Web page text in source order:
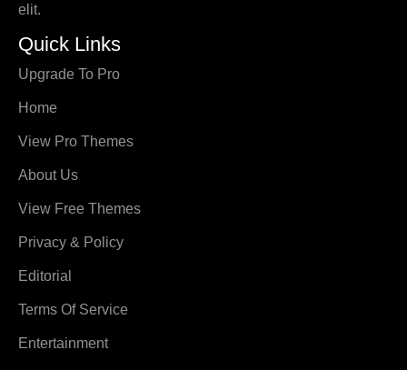
elit.
Quick Links
Upgrade To Pro
Home
View Pro Themes
About Us
View Free Themes
Privacy & Policy
Editorial
Terms Of Service
Entertainment